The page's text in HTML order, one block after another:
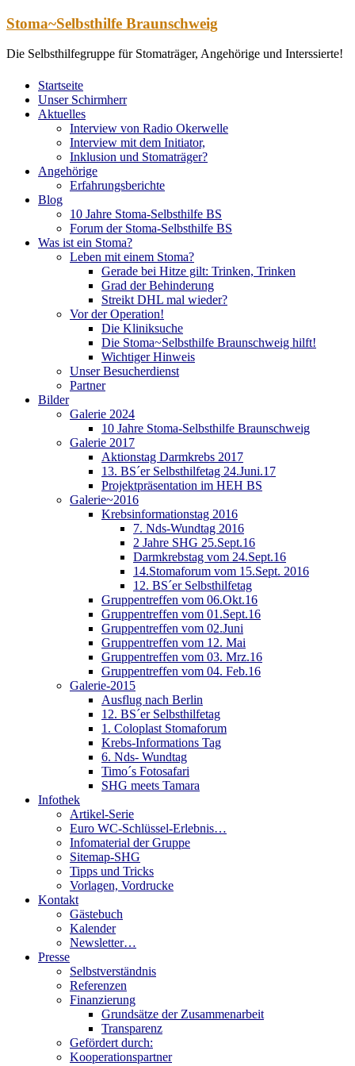
Zum
springen
Stoma~Selbsthilfe Braunschweig
Die Selbsthilfegruppe für Stomaträger, Angehörige und Interssierte!
Startseite
Unser Schirmherr
Aktuelles
Interview von Radio Okerwelle
Interview mit dem Initiator,
Inklusion und Stomaträger?
Angehörige
Erfahrungsberichte
Blog
10 Jahre Stoma-Selbsthilfe BS
Forum der Stoma-Selbsthilfe BS
Was ist ein Stoma?
Leben mit einem Stoma?
Gerade bei Hitze gilt: Trinken, Trinken
Grad der Behinderung
Streikt DHL mal wieder?
Vor der Operation!
Die Kliniksuche
Die Stoma~Selbsthilfe Braunschweig hilft!
Wichtiger Hinweis
Unser Besucherdienst
Partner
Bilder
Galerie 2024
10 Jahre Stoma-Selbsthilfe Braunschweig
Galerie 2017
Aktionstag Darmkrebs 2017
13. BS´er Selbsthilfetag 24.Juni.17
Projektpräsentation im HEH BS
Galerie~2016
Krebsinformationstag 2016
7. Nds-Wundtag 2016
2 Jahre SHG 25.Sept.16
Darmkrebstag vom 24.Sept.16
14.Stomaforum vom 15.Sept. 2016
12. BS´er Selbsthilfetag
Gruppentreffen vom 06.Okt.16
Gruppentreffen vom 01.Sept.16
Gruppentreffen vom 02.Juni
Gruppentreffen vom 12. Mai
Gruppentreffen vom 03. Mrz.16
Gruppentreffen vom 04. Feb.16
Galerie-2015
Ausflug nach Berlin
12. BS´er Selbsthilfetag
1. Coloplast Stomaforum
Krebs-Informations Tag
6. Nds- Wundtag
Timo´s Fotosafari
SHG meets Tamara
Infothek
Artikel-Serie
Euro WC-Schlüssel-Erlebnis…
Infomaterial der Gruppe
Sitemap-SHG
Tipps und Tricks
Vorlagen, Vordrucke
Kontakt
Gästebuch
Kalender
Newsletter…
Presse
Selbstverständnis
Referenzen
Finanzierung
Grundsätze der Zusammenarbeit
Transparenz
Gefördert durch:
Kooperationspartner